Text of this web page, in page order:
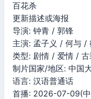
百花杀
更新描述或海报
导演: 钟青 / 郭锋
主演: 孟子义 / 何与 /
类型: 剧情 / 爱情 / 古
制片国家/地区: 中国
语言: 汉语普通话
首播: 2026-07-09(